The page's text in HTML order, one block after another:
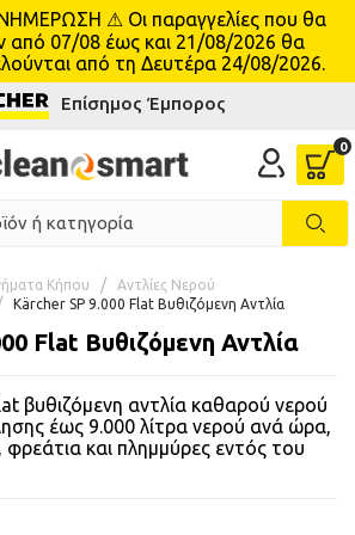
⚠ Οι παραγγελίες που θα
από 07/08 έως και 21/08/2026 θα
από τη Δευτέρα 24/08/2026.
Επίσημος Έμπορος
Κήπου
Αντλίες Νερού
Kärcher SP 9.000 Flat Βυθιζόμενη Αντλία
Flat Βυθιζόμενη Αντλία
βυθιζόμενη αντλία καθαρού νερού
έως 9.000 λίτρα νερού ανά ώρα,
φρεάτια και πλημμύρες εντός του